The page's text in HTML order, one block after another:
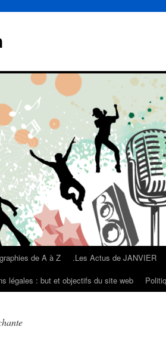
de A à Z .Les Actus de JANVIER
légales : but et objectifs du site web